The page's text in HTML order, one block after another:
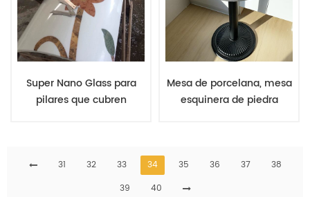
Super Nano Glass para
pilares que cubren
Mesa de porcelana, mesa
esquinera de piedra
31 32 33 34 35 36 37
38
39
40